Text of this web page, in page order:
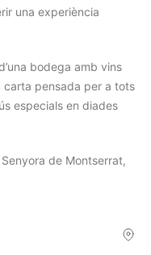
una experiència
bodega amb vins
carta pensada per a tots
especials en diades
de Montserrat,